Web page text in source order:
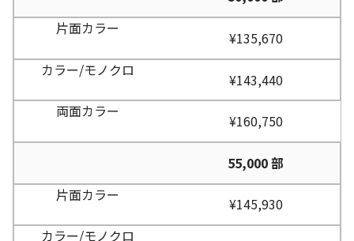
¥135,670
¥143,440
¥160,750
55,000 部
¥145,930